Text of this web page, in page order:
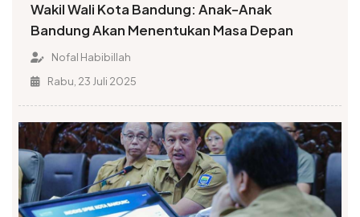
Wakil Wali Kota Bandung: Anak-Anak
Bandung Akan Menentukan Masa Depan
Nofal Habibillah
Rabu, 23 Juli 2025